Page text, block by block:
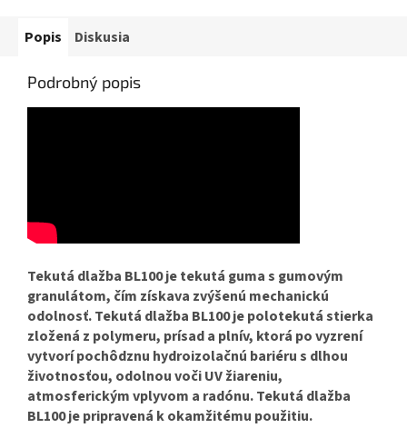
Popis Diskusia
Podrobný popis
Tekutá dlažba BL100 je tekutá guma s gumovým
granulátom, čím získava zvýšenú mechanickú
odolnosť. Tekutá dlažba BL100 je polotekutá stierka
zložená z polymeru, prísad a plnív, ktorá po vyzrení
vytvorí pochôdznu hydroizolačnú bariéru s dlhou
životnosťou, odolnou voči UV žiareniu,
atmosferickým vplyvom a radónu. Tekutá dlažba
BL100 je pripravená k okamžitému použitiu.